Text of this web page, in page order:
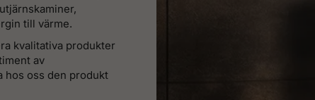
till värme.
kvalitativa produkter
av
hos oss den produkt